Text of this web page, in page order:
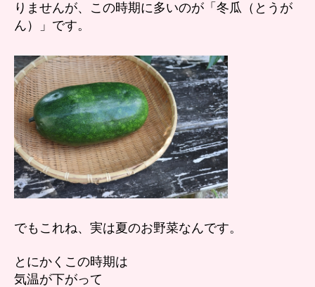
りませんが、この時期に多いのが「冬瓜（とうが
ん）」です。
でもこれね、実は夏のお野菜なんです。
とにかくこの時期は
気温が下がって